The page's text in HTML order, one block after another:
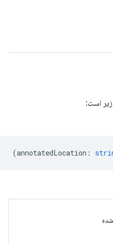
است:
(annotatedLocation :